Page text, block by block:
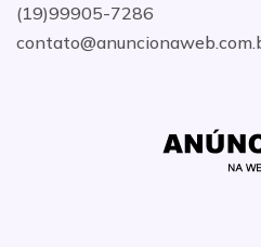
(19)99905-7286